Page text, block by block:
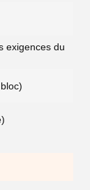
exigences du